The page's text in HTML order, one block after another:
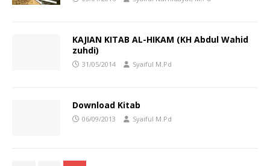
KAJIAN KITAB AL-HIKAM (KH Abdul Wahid
zuhdi)
31/05/2014 Syaiful M.Pd
Download Kitab
06/09/2013 Syaiful M.Pd